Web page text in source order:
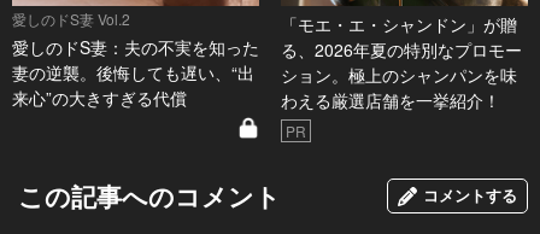
愛しのドS妻 Vol.2
愛しのドS妻：夫の不実を知った
妻の逆襲。後悔しても遅い、“出
来心”の大きすぎる代償
「モエ・エ・シャンドン」が贈
る、2026年夏の特別なプロモー
ション。極上のシャンパンを味
わえる厳選店舗を一挙紹介！
PR
この記事へのコメント コメントする